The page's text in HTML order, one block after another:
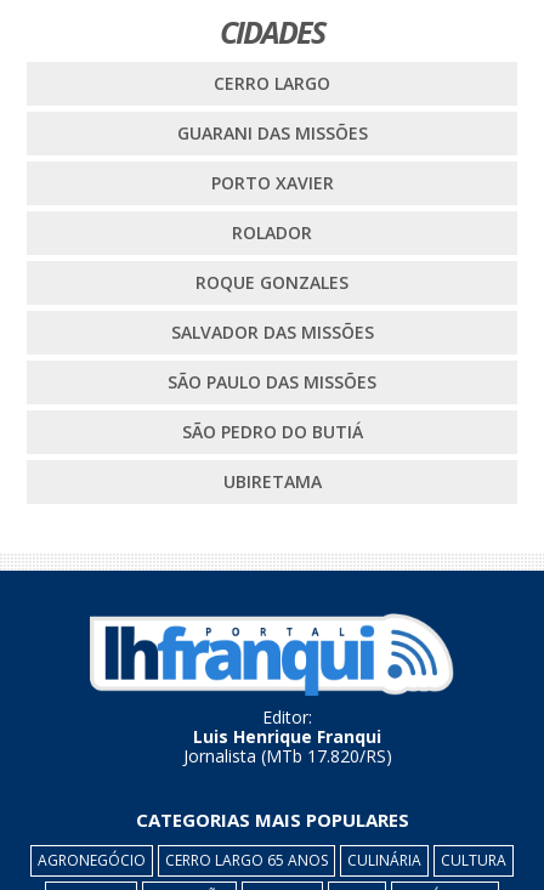
CIDADES
CERRO LARGO
GUARANI DAS MISSÕES
PORTO XAVIER
ROLADOR
ROQUE GONZALES
SALVADOR DAS MISSÕES
SÃO PAULO DAS MISSÕES
SÃO PEDRO DO BUTIÁ
UBIRETAMA
Editor:
Luis Henrique Franqui
Jornalista (MTb 17.820/RS)
CATEGORIAS MAIS POPULARES
AGRONEGÓCIO CERRO LARGO 65 ANOS CULINÁRIA
CULTURA